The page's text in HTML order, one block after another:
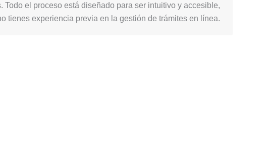
Todo el proceso está diseñado para ser intuitivo y accesible,
tienes experiencia previa en la gestión de trámites en línea.